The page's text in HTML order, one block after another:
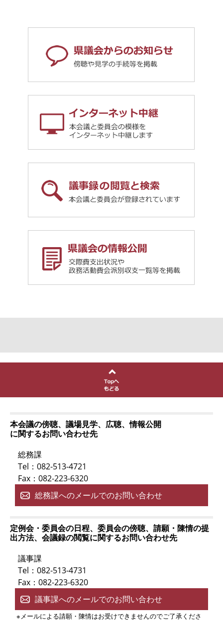
本会議の傍聴、議場見学、広聴、情報公開
に関するお問い合わせ先
総務課
Tel：082-513-4721
Fax：082-223-6320
総務課へのメールでのお問い合わせ
定例会・委員会の日程、委員会の傍聴、請願・陳情の提
出方法、会議録の閲覧に関するお問い合わせ先
議事課
Tel：082-513-4731
Fax：082-223-6320
議事課へのメールでのお問い合わせ
※メールによる請願・陳情はお受けできませんのでご了承くださ